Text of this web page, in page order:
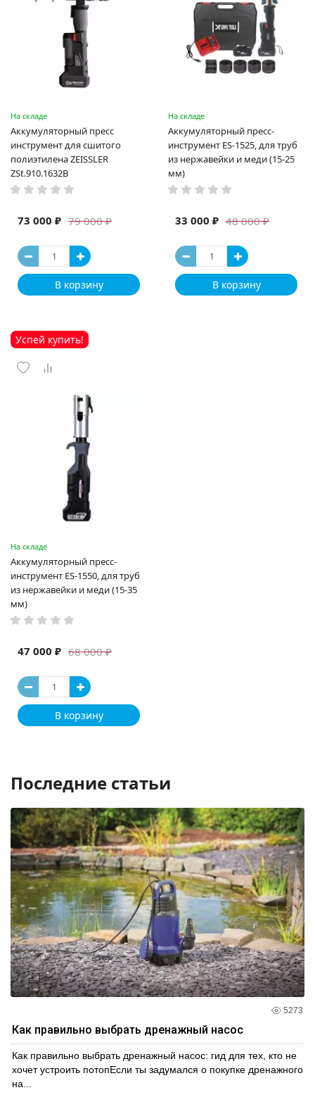
На складе
Аккумуляторный пресс
инструмент для сшитого
полиэтилена ZEISSLER
ZSt.910.1632B
79 000 ₽
73 000 ₽
В корзину
На складе
Аккумуляторный пресс-
инструмент ES-1525, для труб
из нержавейки и меди (15-25
мм)
48 000 ₽
33 000 ₽
В корзину
Успей купить!
На складе
Аккумуляторный пресс-
инструмент ES-1550, для труб
из нержавейки и меди (15-35
мм)
68 000 ₽
47 000 ₽
В корзину
Последние статьи
5273
Как правильно выбрать дренажный насос
Как правильно выбрать дренажный насос: гид для тех, кто не
хочет устроить потопЕсли ты задумался о покупке дренажного
на...